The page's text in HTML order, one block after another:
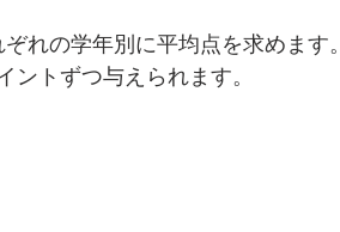
れの学年別に平均点を求めます。
ントずつ与えられます。